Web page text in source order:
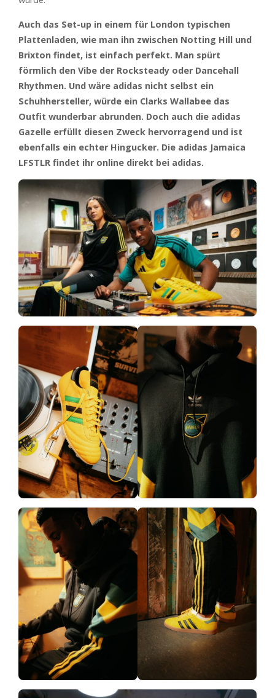
Auch das Set-up in einem für London typischen
Plattenladen, wie man ihn zwischen Notting Hill und
Brixton findet, ist einfach perfekt. Man spürt
förmlich den Vibe der Rocksteady oder Dancehall
Rhythmen. Und wäre adidas nicht selbst ein
Schuhhersteller, würde ein Clarks Wallabee das
Outfit wunderbar abrunden. Doch auch die adidas
Gazelle erfüllt diesen Zweck hervorragend und ist
ebenfalls ein echter Hingucker. Die adidas Jamaica
LFSTLR findet ihr online direkt bei adidas.